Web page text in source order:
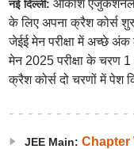
नई दिल्ली: आकाश एजुकेशनल
के लिए अपना क्रैश कोर्स
जेईई मेन परीक्षा में अच्छे
मेन 2025 परीक्षा के चरण
क्रैश कोर्स दो चरणों में पेश
JEE Main: Chapter